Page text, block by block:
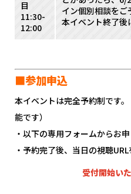
目
11:30-
12:00
イン個別相談をご
本イベント終了後
■参加申込
本イベントは完全予約制です
能です）
・以下の専用フォームからお申
・予約完了後、当日の視聴URL
受付開始い